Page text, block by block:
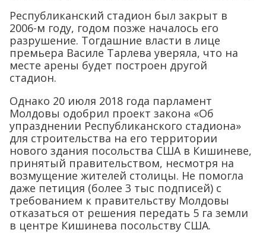
Республиканский стадион был закрыт в
2006-м году, годом позже началось его
разрушение. Тогдашние власти в лице
премьера Василе Тарлева уверяла, что на
месте арены будет построен другой
стадион.
Однако 20 июля 2018 года парламент
Молдовы одобрил проект закона «Об
упразднении Республиканского стадиона»
для строительства на его территории
нового здания посольства США в Кишиневе,
принятый правительством, несмотря на
возмущение жителей столицы. Не помогла
даже петиция (более 3 тыс подписей) с
требованием к правительству Молдовы
отказаться от решения передать 5 га земли
в центре Кишинева посольству США.